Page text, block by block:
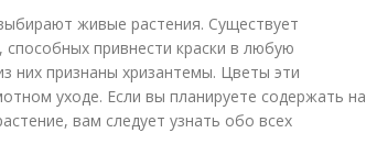
живые растения. Существует
привнести краски в любую
них признаны хризантемы. Цветы эти
уходе. Если вы планируете содержать на
вам следует узнать обо всех